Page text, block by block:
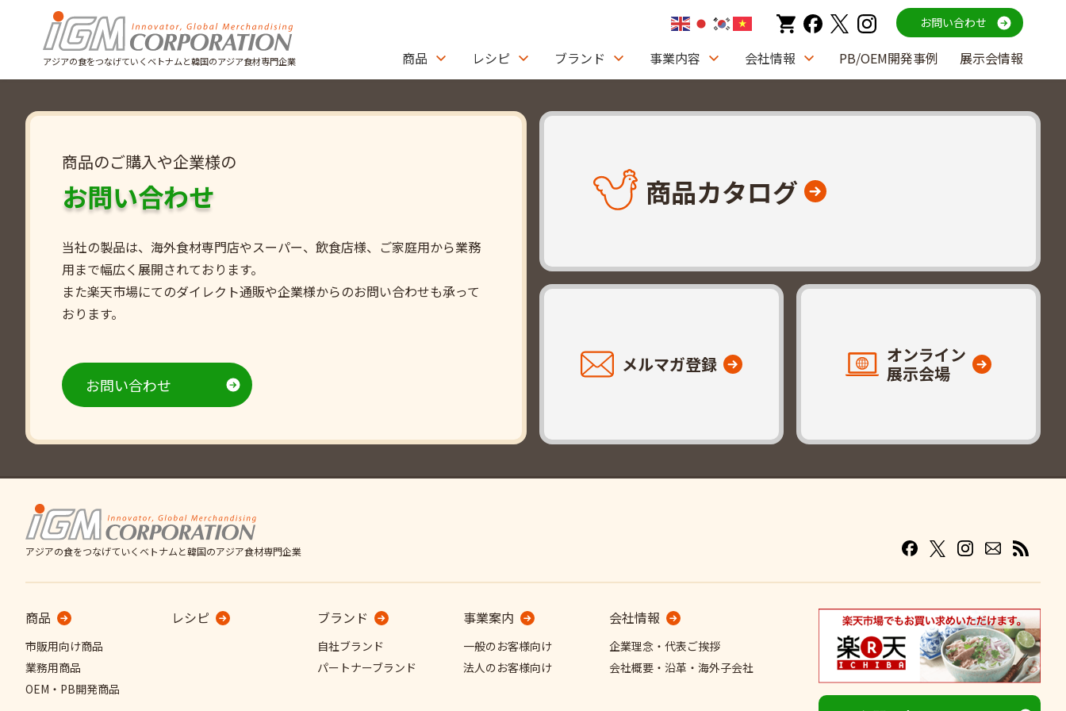
アジアの食をつなげていくベトナムと韓国のアジア食材専門企業 商品 レシピ ブランド 事業内容 会社情報 PB/OEM開発事例 展示会情報
お問い合わせ
商品のご購入や企業様の
お問い合わせ
当社の製品は、海外食材専門店やスーパー、飲食店様、ご家庭用から業務
用まで幅広く展開されております。
また楽天市場にてのダイレクト通販や企業様からのお問い合わせも承って
おります。
お問い合わせ
商品カタログ
メルマガ登録
オンライン
展示会場
アジアの食をつなげていくベトナムと韓国のアジア食材専門企業
商品
市販用向け商品
業務用商品
OEM・PB開発商品
レシピ ブランド
自社ブランド
パートナーブランド
事業案内
一般のお客様向け
法人のお客様向け
会社情報
企業理念・代表ご挨拶
会社概要・沿革・海外子会社